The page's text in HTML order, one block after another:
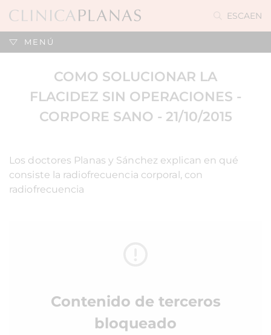
ESCAEN
MENÚ
COMO SOLUCIONAR LA
FLACIDEZ SIN OPERACIONES -
CORPORE SANO - 21/10/2015
Los doctores Planas y Sánchez explican en qué
consiste la radiofrecuencia corporal, con
radiofrecuencia
Contenido de terceros
bloqueado